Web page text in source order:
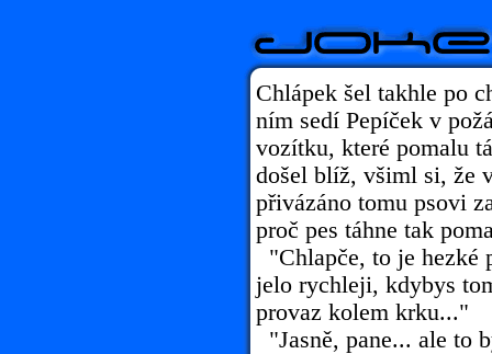
Chlápek šel takhle po
ním sedí Pepíček v
vozítku, které pomalu
došel blíž, všiml si, že
přivázáno tomu psovi
proč pes táhne tak
"Chlapče, to je hezké
jelo rychleji, kdybys
provaz kolem krku..."
"Jasně, pane... ale to